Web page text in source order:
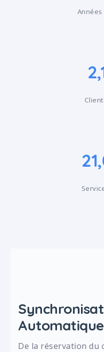
De la réservation du